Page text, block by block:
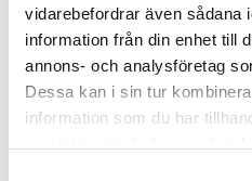
vidarebefordrar även sådana
information från din enhet till
annons- och analysföretag
Dessa kan i sin tur
information som du har
Toppapper Rosa 1000st
9024